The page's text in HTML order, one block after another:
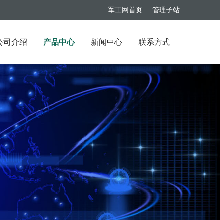
军工网首页 管理子站
司介绍 产品中心 新闻中心 联系方式